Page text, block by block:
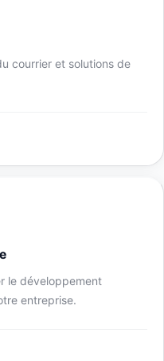
courrier et solutions de
le développement
entreprise.